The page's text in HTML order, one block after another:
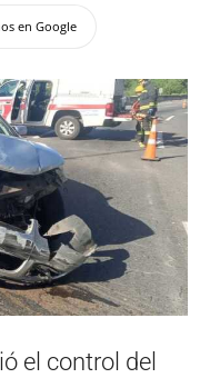
en Google
el control del